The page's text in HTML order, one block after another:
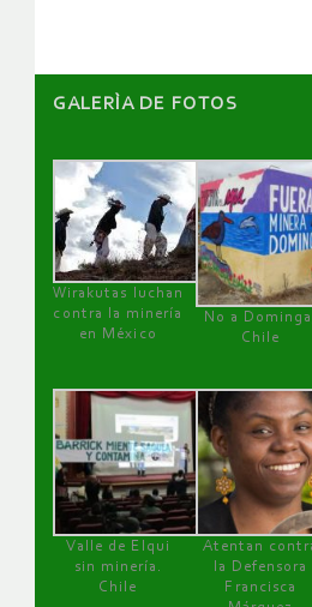
GALERÌA DE FOTOS
Wirakutas luchan
contra la minería
en México
No a
Chile
Valle de Elqui
sin minería.
Chile
Atentan
la Defensora
Francisca